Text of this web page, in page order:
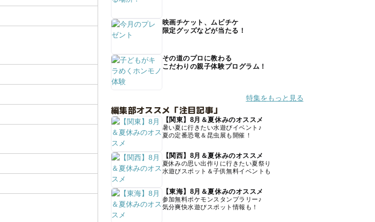
映画チケット、ムビチケ
限定グッズなどが当たる！
その道のプロに教わる
こだわりの親子体験プログラム！
特集をもっと見る
編集部オススメ「注目記事」
【関東】8月＆夏休みのオススメ
暑い夏に行きたい水遊びイベント♪
夏の定番恐竜＆昆虫展も開催！
【関西】8月＆夏休みのオススメ
夏休みの思い出作りに行きたい夏祭り
水遊びスポット＆子供無料イベントも
【東海】8月＆夏休みのオススメ
参加無料ポケモンスタンプラリー♪
気分爽快水遊びスポット情報も！